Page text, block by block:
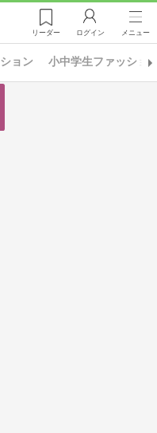
リーダー ログイン メニュー
ョン 小中学生ファッショ